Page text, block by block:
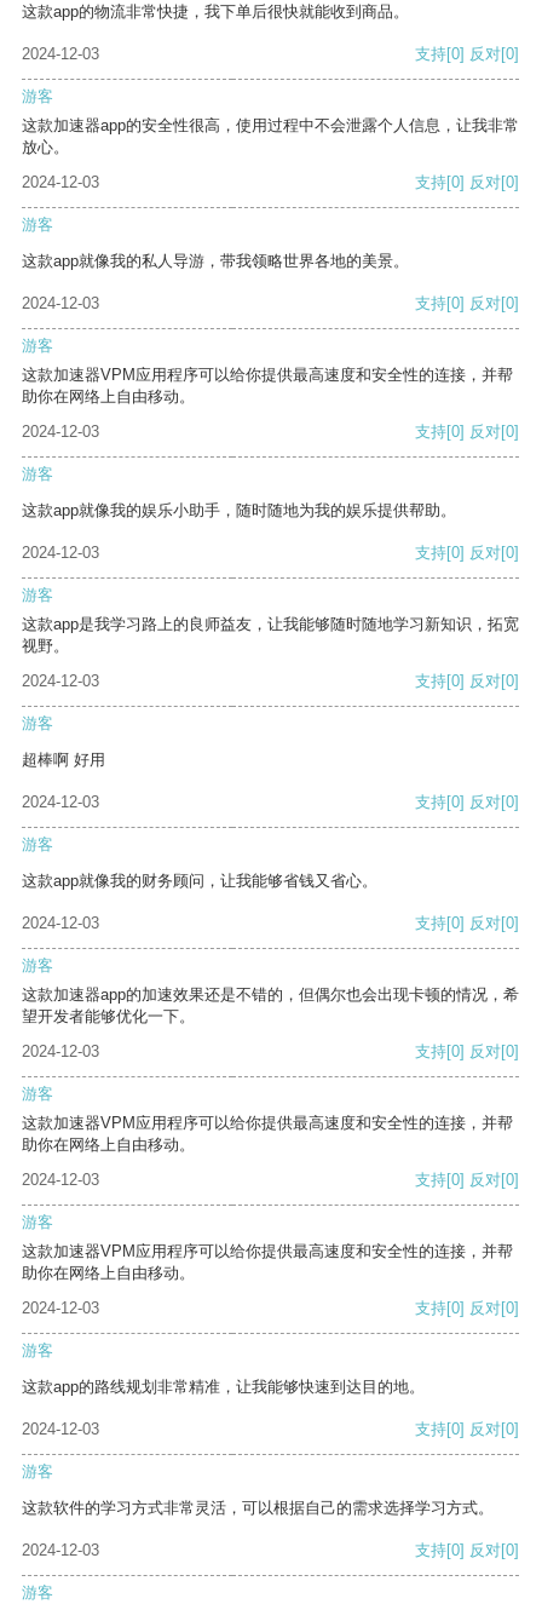
这款app的物流非常快捷，我下单后很快就能收到商品。
2024-12-03 支持[0] 反对[0]
游客
这款加速器app的安全性很高，使用过程中不会泄露个人信息，让我非常
放心。
2024-12-03
支持[0] 反对[0]
游客
这款app就像我的私人导游，带我领略世界各地的美景。
2024-12-03 支持[0] 反对[0]
游客
这款加速器VPM应用程序可以给你提供最高速度和安全性的连接，并帮
助你在网络上自由移动。
2024-12-03
支持[0] 反对[0]
游客
这款app就像我的娱乐小助手，随时随地为我的娱乐提供帮助。
2024-12-03 支持[0] 反对[0]
游客
这款app是我学习路上的良师益友，让我能够随时随地学习新知识，拓宽
视野。
2024-12-03
支持[0] 反对[0]
游客
超棒啊 好用
2024-12-03 支持[0] 反对[0]
游客
这款app就像我的财务顾问，让我能够省钱又省心。
2024-12-03 支持[0] 反对[0]
游客
这款加速器app的加速效果还是不错的，但偶尔也会出现卡顿的情况，希
望开发者能够优化一下。
2024-12-03
支持[0] 反对[0]
游客
这款加速器VPM应用程序可以给你提供最高速度和安全性的连接，并帮
助你在网络上自由移动。
2024-12-03
支持[0] 反对[0]
游客
这款加速器VPM应用程序可以给你提供最高速度和安全性的连接，并帮
助你在网络上自由移动。
2024-12-03
支持[0] 反对[0]
游客
这款app的路线规划非常精准，让我能够快速到达目的地。
2024-12-03 支持[0] 反对[0]
游客
这款软件的学习方式非常灵活，可以根据自己的需求选择学习方式。
2024-12-03 支持[0] 反对[0]
游客